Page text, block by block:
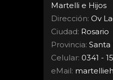
Martelli e Hijos
Dirección: Ov
Ciudad: Rosario
Provincia: Santa
Celular: 0341 -
eMail: